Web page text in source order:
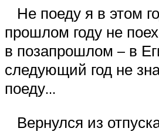
Не поеду я в этом
прошлом году не
в позапрошлом – в
следующий год не
поеду…
Вернулся из